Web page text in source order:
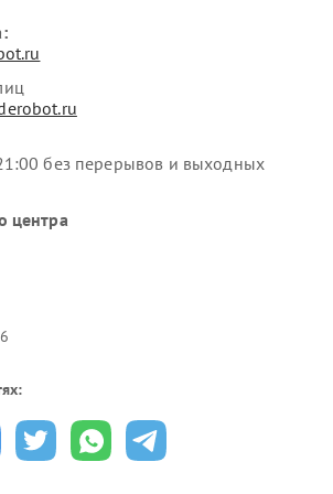
без перерывов и выходных
центра